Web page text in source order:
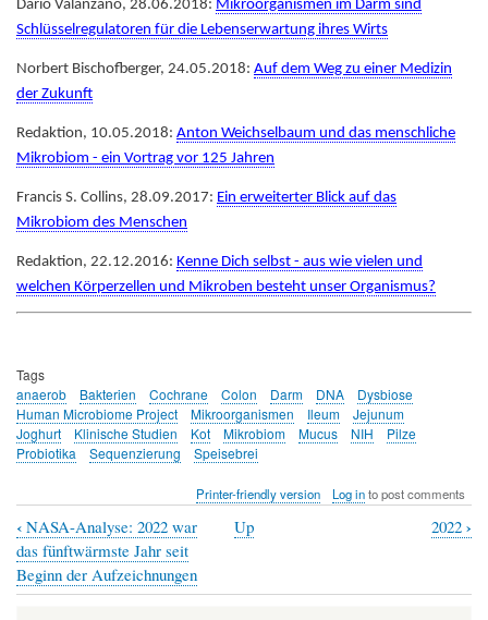
Dario Valanzano, 28.06.2018: Mikroorganismen im Darm sind
Schlüsselregulatoren für die Lebenserwartung ihres Wirts
Norbert Bischofberger, 24.05.2018: Auf dem Weg zu einer Medizin
der Zukunft
Redaktion, 10.05.2018: Anton Weichselbaum und das menschliche
Mikrobiom - ein Vortrag vor 125 Jahren
Francis S. Collins, 28.09.2017: Ein erweiterter Blick auf das
Mikrobiom des Menschen
Redaktion, 22.12.2016: Kenne Dich selbst - aus wie vielen und
welchen Körperzellen und Mikroben besteht unser Organismus?
Tags
anaerob
Bakterien Cochrane Colon Darm DNA
Dysbiose
Human Microbiome Project
Mikroorganismen Ileum
Jejunum
Joghurt
Klinische Studien Kot Mikrobiom Mucus NIH
Pilze
Probiotika
Sequenzierung Speisebrei
Printer-friendly version Log into post comments
Book
traversal
‹ NASA-Analyse: 2022 war
das fünftwärmste Jahr seit
Beginn der Aufzeichnungen
Up 2022 ›